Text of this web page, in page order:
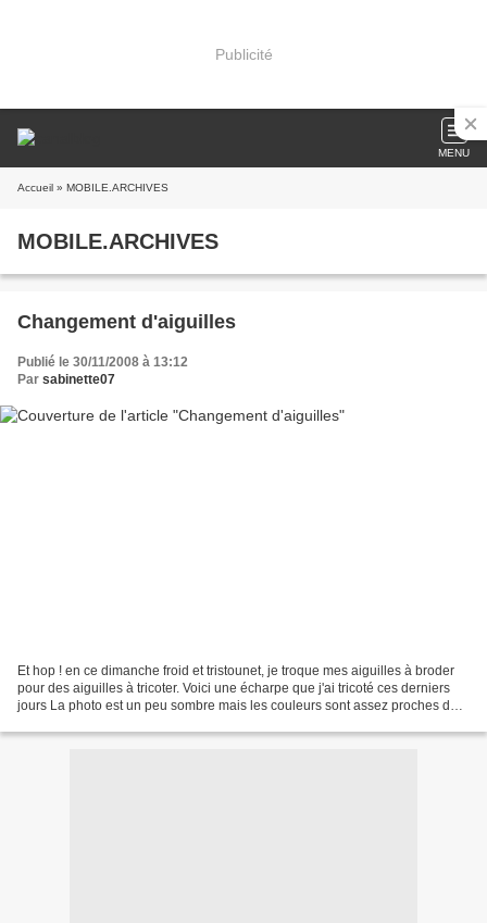
Publicité
MENU
Accueil » MOBILE.ARCHIVES
MOBILE.ARCHIVES
Changement d'aiguilles
Publié le 30/11/2008 à 13:12
Par sabinette07
Et hop ! en ce dimanche froid et tristounet, je troque mes aiguilles à broder
pour des aiguilles à tricoter. Voici une écharpe que j'ai tricoté ces derniers
jours La photo est un peu sombre mais les couleurs sont assez proches de